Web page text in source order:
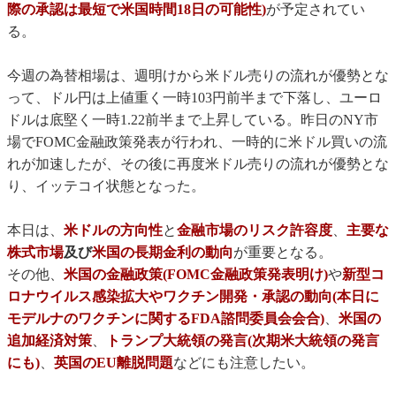
際の承認は最短で米国時間18日の可能性)が予定されてい
る。
今週の為替相場は、週明けから米ドル売りの流れが優勢とな
って、ドル円は上値重く一時103円前半まで下落し、ユーロ
ドルは底堅く一時1.22前半まで上昇している。昨日のNY市
場でFOMC金融政策発表が行われ、一時的に米ドル買いの流
れが加速したが、その後に再度米ドル売りの流れが優勢とな
り、イッテコイ状態となった。
本日は、 米ドルの方向性と金融市場のリスク許容度、 主要な
株式市場及び米国の長期金利の動向が重要となる。
その他、 米国の金融政策(FOMC金融政策発表明け)や新型コ
ロナウイルス感染拡大やワクチン開発・承認の動向(本日に
モデルナのワクチンに関するFDA諮問委員会会合)、 米国の
追加経済対策、
トランプ大統領の発言(次期米大統領の発言
にも)、 英国のEU離脱問題などにも注意したい。